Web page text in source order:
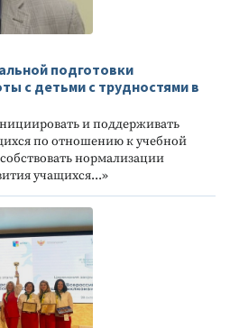
подготовки
с детьми с трудностями в
и поддерживать
по отношению к учебной
нормализации
учащихся...»